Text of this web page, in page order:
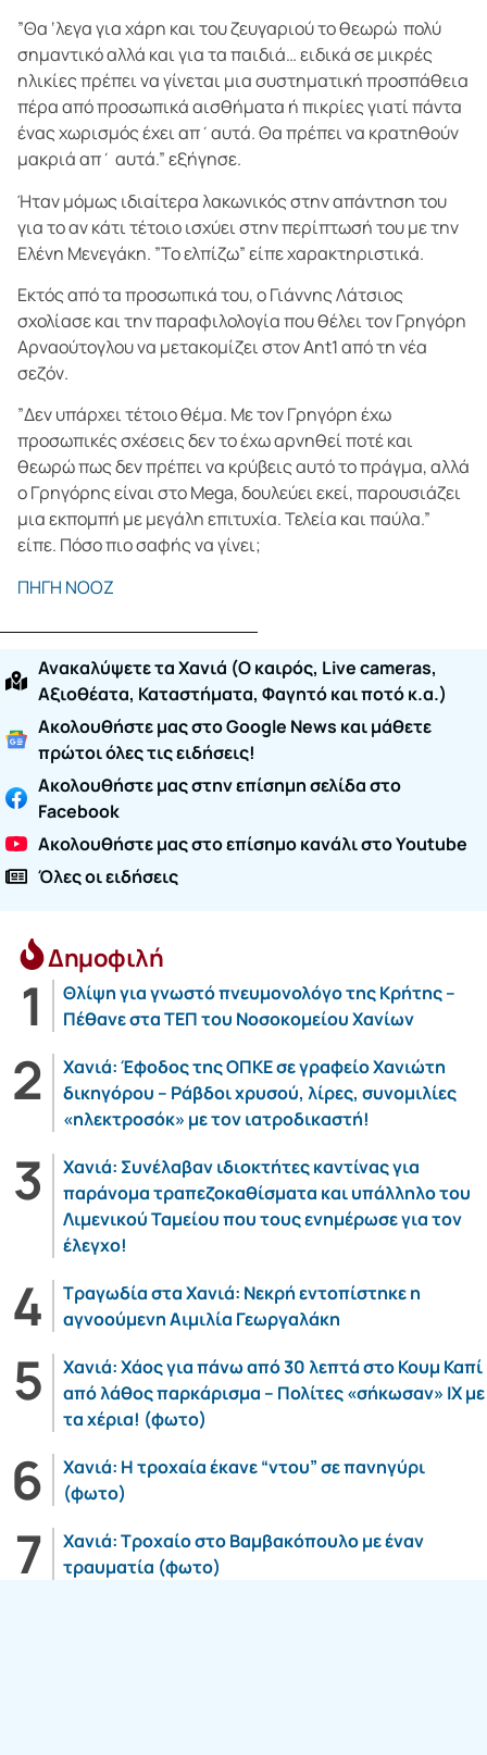
”Θα ‘λεγα για χάρη και του ζευγαριού το θεωρώ πολύ
σημαντικό αλλά και για τα παιδιά… ειδικά σε μικρές
ηλικίες πρέπει να γίνεται μια συστηματική προσπάθεια
πέρα από προσωπικά αισθήματα ή πικρίες γιατί πάντα
ένας χωρισμός έχει απ΄αυτά. Θα πρέπει να κρατηθούν
μακριά απ΄ αυτά.” εξήγησε.
Ήταν μόμως ιδιαίτερα λακωνικός στην απάντηση του
για το αν κάτι τέτοιο ισχύει στην περίπτωσή του με την
Ελένη Μενεγάκη. ”Το ελπίζω” είπε χαρακτηριστικά.
Εκτός από τα προσωπικά του, ο Γιάννης Λάτσιος
σχολίασε και την παραφιλολογία που θέλει τον Γρηγόρη
Αρναούτογλου να μετακομίζει στον Ant1 από τη νέα
σεζόν.
”Δεν υπάρχει τέτοιο θέμα. Με τον Γρηγόρη έχω
προσωπικές σχέσεις δεν το έχω αρνηθεί ποτέ και
θεωρώ πως δεν πρέπει να κρύβεις αυτό το πράγμα, αλλά
ο Γρηγόρης είναι στο Mega, δουλεύει εκεί, παρουσιάζει
μια εκπομπή με μεγάλη επιτυχία. Τελεία και παύλα.”
είπε. Πόσο πιο σαφής να γίνει;
ΠΗΓΗ ΝΟΟΖ
Ανακαλύψετε τα Χανιά (O καιρός, Live cameras,
Αξιοθέατα, Καταστήματα, Φαγητό και ποτό κ.α.)
Ακολουθήστε μας στο Google News και μάθετε
πρώτοι όλες τις ειδήσεις!
Ακολουθήστε μας στην επίσημη σελίδα στο
Facebook
Ακολουθήστε μας στο επίσημο κανάλι στο Youtube
Όλες οι ειδήσεις
Δημοφιλή
Θλίψη για γνωστό πνευμονολόγο της Κρήτης –
Πέθανε στα ΤΕΠ του Νοσοκομείου Χανίων
Χανιά: Έφοδος της ΟΠΚΕ σε γραφείο Χανιώτη
δικηγόρου – Ράβδοι χρυσού, λίρες, συνομιλίες
«ηλεκτροσόκ» με τον ιατροδικαστή!
Χανιά: Συνέλαβαν ιδιοκτήτες καντίνας για
παράνομα τραπεζοκαθίσματα και υπάλληλο του
Λιμενικού Ταμείου που τους ενημέρωσε για τον
έλεγχο!
Τραγωδία στα Χανιά: Νεκρή εντοπίστηκε η
αγνοούμενη Αιμιλία Γεωργαλάκη
Χανιά: Χάος για πάνω από 30 λεπτά στο Κουμ Καπί
από λάθος παρκάρισμα – Πολίτες «σήκωσαν» ΙΧ με
τα χέρια! (φωτο)
Χανιά: Η τροχαία έκανε “ντου” σε πανηγύρι
(φωτο)
Χανιά: Τροχαίο στο Βαμβακόπουλο με έναν
τραυματία (φωτο)